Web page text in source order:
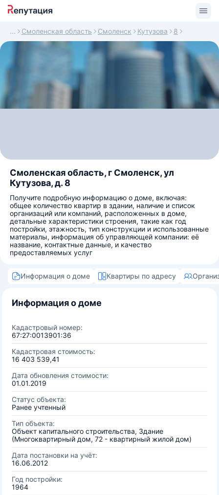
Смоленская область Смоленск Кутузова 8
Смоленская область, г Смоленск, ул
Кутузова, д. 8
Получите подробную информацию о доме, включая:
общее количество квартир в здании, наличие и список
организаций или компаний, расположенных в доме,
детальные характеристики строения, такие как год
постройки, этажность, тип конструкции и использованные
материалы, информация об управляющей компании: её
название, контактные данные, и качество
предоставляемых услуг
Информация о доме Квартиры по адресу
Информация о доме
Кадастровый номер:
67:27:0013901:36
Кадастровая стоимость:
16 403 539,41
Дата обновления стоимости:
01.01.2019
Статус объекта:
Ранее учтенный
Тип объекта:
Объект капитального строительства, Здание
(Многоквартирный дом, 72 - квартирный жилой дом)
Дата постановки на учёт:
16.06.2012
Год постройки:
1964